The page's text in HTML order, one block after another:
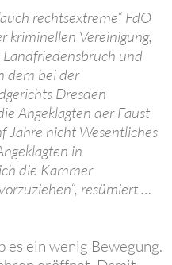
rechtsextreme“ FdO
kriminellen Vereinigung,
und
dem bei der
Dresden
Angeklagten der Faust
Jahre nicht Wesentliches
in
die Kammer
resümiert …
es ein wenig Bewegung.